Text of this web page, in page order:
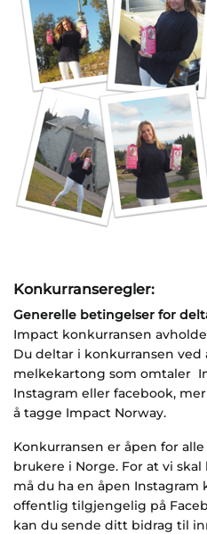
Konkurranseregler:
Generelle betingelser for
Impact konkurransen avholdes
Du deltar i konkurransen
melkekartong som omtaler
Instagram eller facebook,
å tagge Impact Norway.
Konkurransen er åpen for
brukere i Norge. For at vi
må du ha en åpen
offentlig tilgjengelig på
kan du sende ditt bidrag til